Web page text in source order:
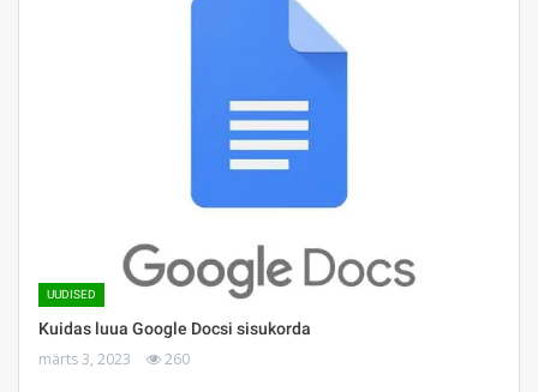
UUDISED
Kuidas luua Google Docsi sisukorda
märts 3, 2023 260